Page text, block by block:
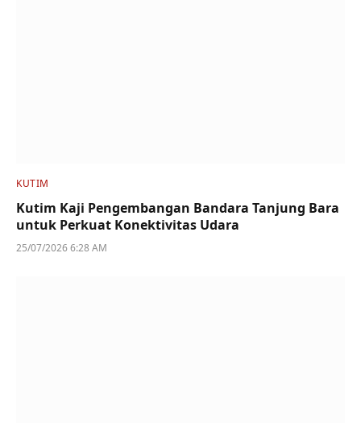
KUTIM
Kutim Kaji Pengembangan Bandara Tanjung Bara
untuk Perkuat Konektivitas Udara
25/07/2026 6:28 AM